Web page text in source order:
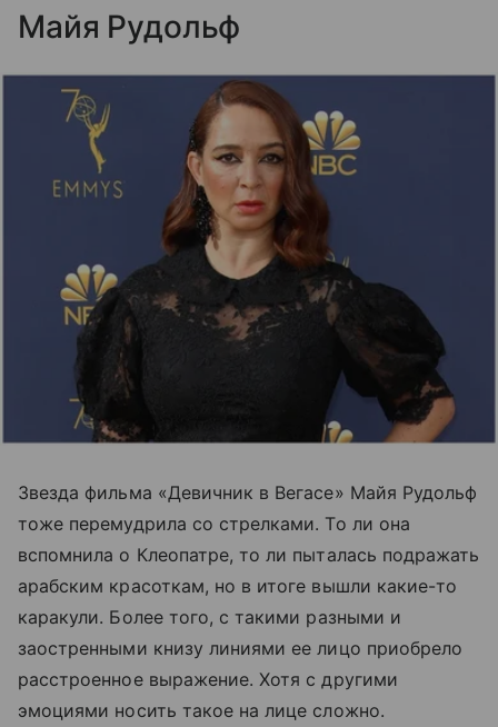
Майя Рудольф
Звезда фильма «Девичник в Вегасе» Майя Рудольф
тоже перемудрила со стрелками. То ли она
вспомнила о Клеопатре, то ли пыталась подражать
арабским красоткам, но в итоге вышли какие-то
каракули. Более того, с такими разными и
заостренными книзу линиями ее лицо приобрело
расстроенное выражение. Хотя с другими
эмоциями носить такое на лице сложно.